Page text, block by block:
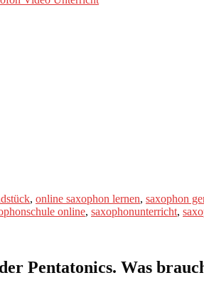
, online saxophon lernen, saxophon
online, saxophonunterricht,
Pentatonics. Was